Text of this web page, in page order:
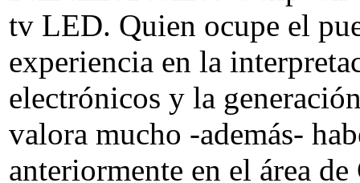
tv LED. Quien ocupe el
experiencia en la
electrónicos y la
valora mucho -además-
anteriormente en el área